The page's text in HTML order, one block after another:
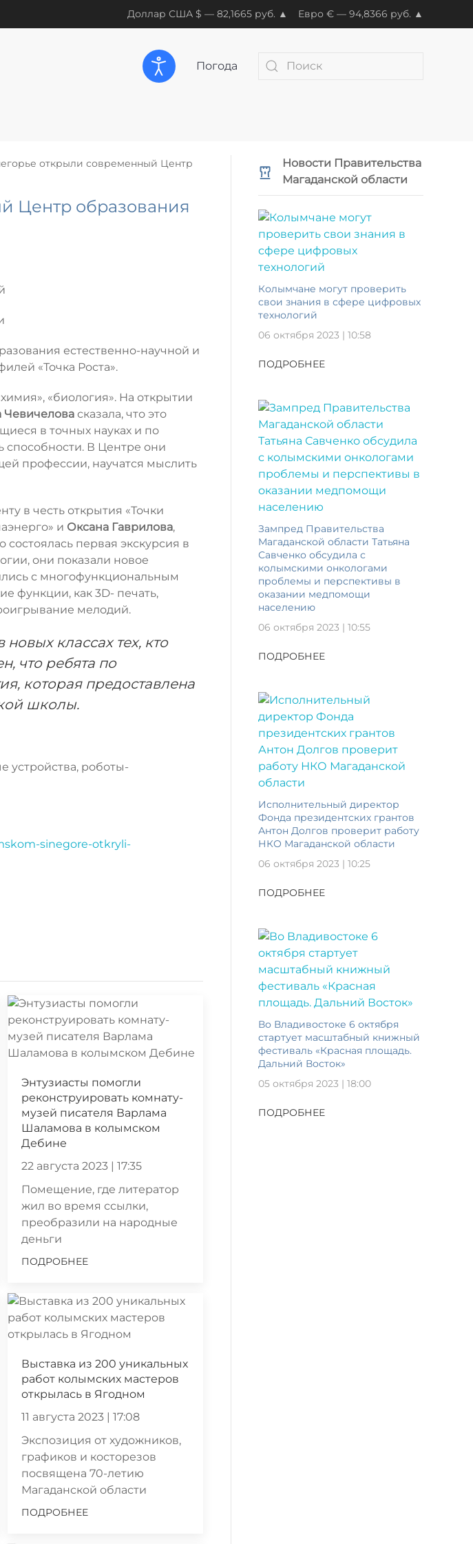
Доллар США $ — 82,1665 руб. ▲ Евро € — 94,8366 руб. ▲
Погода
открыли современный Центр
Центр образования
естественно-научной и
«Точка Роста».
«биология». На открытии
Чевичелова сказала, что это
в точных науках и по
способности. В Центре они
профессии, научатся мыслить
в честь открытия «Точки
и Оксана Гаврилова,
первая экскурсия в
они показали новое
с многофункциональным
функции, как 3D- печать,
мелодий.
классах тех, кто
что ребята по
которая предоставлена
школы.
устройства, роботы-
sinegore-otkryli-
Энтузиасты помогли
реконструировать комнату-
музей писателя Варлама
Шаламова в колымском
Дебине
22 августа 2023 | 17:35
Помещение, где литератор
жил во время ссылки,
преобразили на народные
деньги
ПОДРОБНЕЕ
Выставка из 200 уникальных
работ колымских мастеров
открылась в Ягодном
11 августа 2023 | 17:08
Экспозиция от художников,
графиков и косторезов
посвящена 70-летию
Магаданской области
ПОДРОБНЕЕ
Новости Правительства
Магаданской области
Колымчане могут проверить
свои знания в сфере цифровых
технологий
06 октября 2023 | 10:58
ПОДРОБНЕЕ
Зампред Правительства
Магаданской области Татьяна
Савченко обсудила с
колымскими онкологами
проблемы и перспективы в
оказании медпомощи
населению
06 октября 2023 | 10:55
ПОДРОБНЕЕ
Исполнительный директор
Фонда президентских грантов
Антон Долгов проверит работу
НКО Магаданской области
06 октября 2023 | 10:25
ПОДРОБНЕЕ
Во Владивостоке 6 октября
стартует масштабный книжный
фестиваль «Красная площадь.
Дальний Восток»
05 октября 2023 | 18:00
ПОДРОБНЕЕ